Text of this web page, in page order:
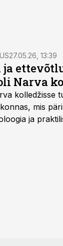
27.05.26, 13:39
ja
Narva
kolledžisse
mis
ja